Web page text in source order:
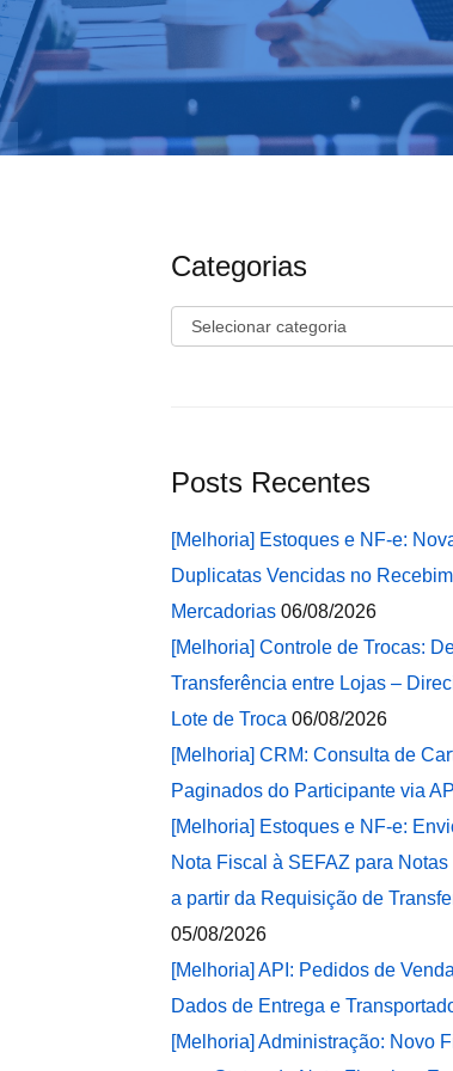
Categorias
Categorias
Posts Recentes
[Melhoria] Estoques e NF-e:
Duplicatas Vencidas no
Mercadorias 06/08/2026
[Melhoria] Controle de Trocas:
Transferência entre Lojas –
Lote de Troca 06/08/2026
[Melhoria] CRM: Consulta de
Paginados do Participante via API
[Melhoria] Estoques e NF-e:
Nota Fiscal à SEFAZ para
a partir da Requisição de
05/08/2026
[Melhoria] API: Pedidos de
Dados de Entrega e
[Melhoria] Administração: Novo